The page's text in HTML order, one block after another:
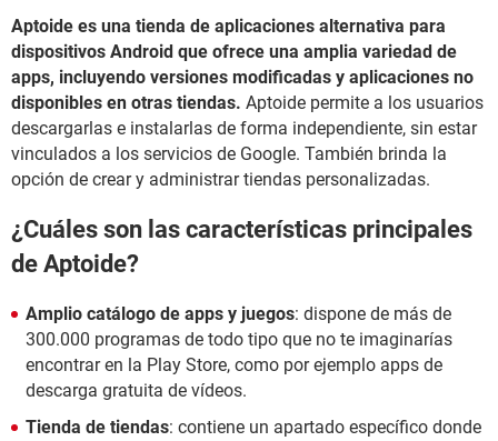
Aptoide es una tienda de aplicaciones alternativa para
dispositivos Android que ofrece una amplia variedad de
apps, incluyendo versiones modificadas y aplicaciones no
disponibles en otras tiendas. Aptoide permite a los usuarios
descargarlas e instalarlas de forma independiente, sin estar
vinculados a los servicios de Google. También brinda la
opción de crear y administrar tiendas personalizadas.
¿Cuáles son las características principales
de Aptoide?
Amplio catálogo de apps y juegos: dispone de más de
300.000 programas de todo tipo que no te imaginarías
encontrar en la Play Store, como por ejemplo apps de
descarga gratuita de vídeos.
Tienda de tiendas: contiene un apartado específico donde